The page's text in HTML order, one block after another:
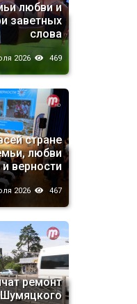
любви и
заветных
слова
2026 469
стране
любви
и верности
2026 467
ремонт